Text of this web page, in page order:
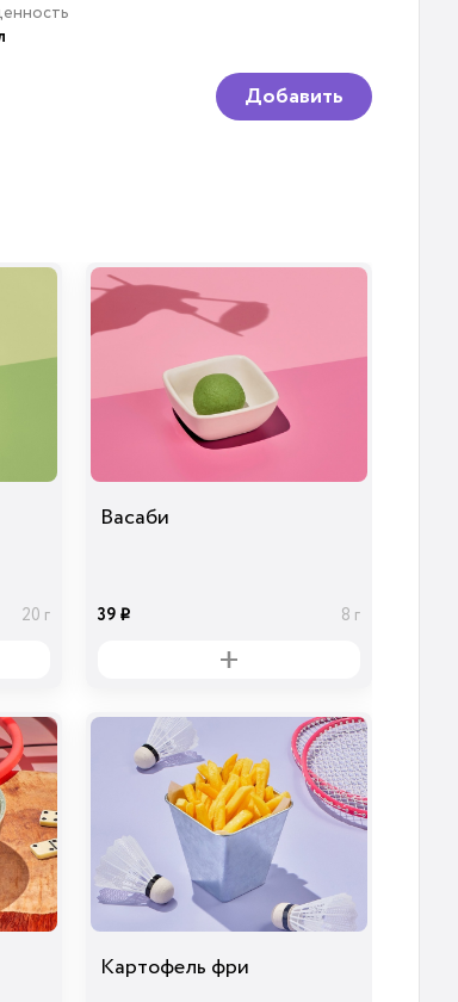
Добавить
20 г
Васаби
39 i 8 г
Картофель фри